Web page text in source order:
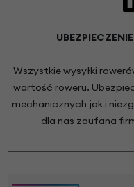
Wszystkie wysyłki
wartość roweru.
mechanicznych jak i
dla nas zaufana